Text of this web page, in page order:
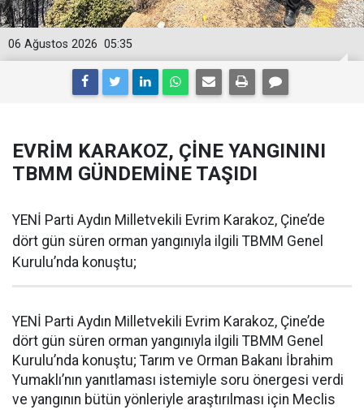
05:35
06 Ağustos 2026
EVRİM KARAKOZ, ÇİNE YANGININI
TBMM GÜNDEMİNE TAŞIDI
YENİ Parti Aydın Milletvekili Evrim Karakoz, Çine’de
dört gün süren orman yangınıyla ilgili TBMM Genel
Kurulu’nda konuştu;
YENİ Parti Aydın Milletvekili Evrim Karakoz, Çine’de
dört gün süren orman yangınıyla ilgili TBMM Genel
Kurulu’nda konuştu; Tarım ve Orman Bakanı İbrahim
Yumaklı’nın yanıtlaması istemiyle soru önergesi verdi
ve yangının bütün yönleriyle araştırılması için Meclis